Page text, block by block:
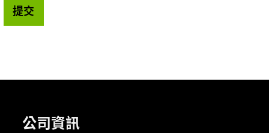
提交
公司資訊